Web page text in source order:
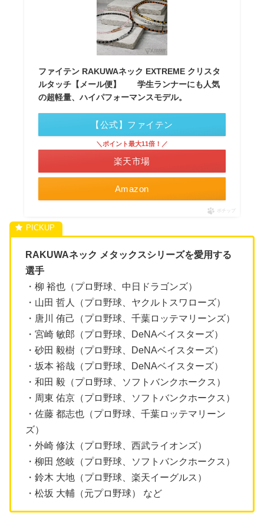
ファイテン RAKUWAネック EXTREME クリスタ
ルタッチ【メール便】 学生ランナーにも人気
の超軽量、ハイパフォーマンスモデル。
Amazon
＼ポイント最大11倍！／
楽天市場
【公式】ファイテン
ポチップ
RAKUWAネック メタックスシリーズを愛用する
選手
・柳 裕也（プロ野球、中日ドラゴンズ）
・山田 哲人（プロ野球、ヤクルトスワローズ）
・唐川 侑己（プロ野球、千葉ロッテマリーンズ）
・宮崎 敏郎（プロ野球、DeNAベイスターズ）
・砂田 毅樹（プロ野球、DeNAベイスターズ）
・坂本 裕哉（プロ野球、DeNAベイスターズ）
・和田 毅（プロ野球、ソフトバンクホークス）
・周東 佑京（プロ野球、ソフトバンクホークス）
・佐藤 都志也（プロ野球、千葉ロッテマリーン
ズ）
・外崎 修汰（プロ野球、西武ライオンズ）
・柳田 悠岐（プロ野球、ソフトバンクホークス）
・鈴木 大地（プロ野球、楽天イーグルス）
・松坂 大輔（元プロ野球） など